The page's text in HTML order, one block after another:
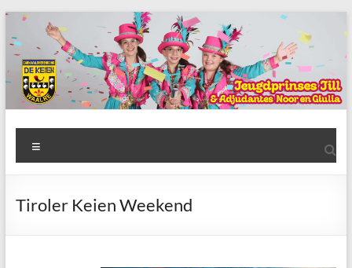
Ga
naar
de
inhoud
AWC
de
Keien
Tiroler Keien Weekend